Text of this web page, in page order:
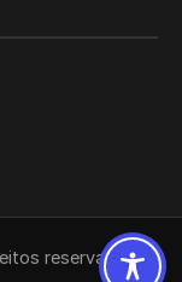
reservados.